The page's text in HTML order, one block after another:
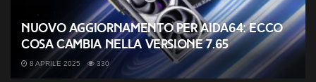
Nuovo aggiornamento per AIDA64: ecco
cosa cambia nella versione 7.65
8 APRILE 2025 330